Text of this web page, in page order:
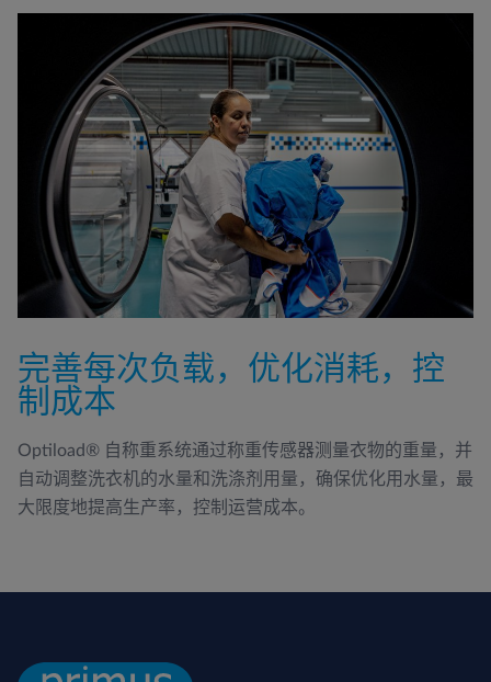
完善每次负载，优化消耗，控
制成本
Optiload® 自称重系统通过称重传感器测量衣物的重量，并
自动调整洗衣机的水量和洗涤剂用量，确保优化用水量，最
大限度地提高生产率，控制运营成本。